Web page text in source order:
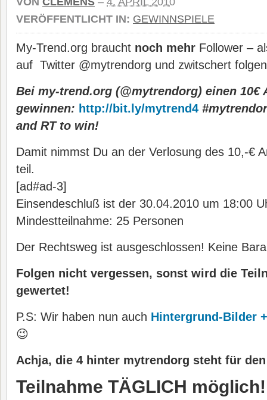
VERÖFFENTLICHT IN: GEWINNSPIELE
My-Trend.org braucht noch mehr Follower –
auf Twitter @mytrendorg und zwitschert
Bei my-trend.org (@mytrendorg) einen 10€
gewinnen: http://bit.ly/mytrend4
and RT to win!
Damit nimmst Du an der Verlosung des 10,-€
teil.
[ad#ad-3]
Einsendeschluß ist der 30.04.2010 um 18:00
Mindestteilnahme: 25 Personen
Der Rechtsweg ist ausgeschlossen! Keine
Folgen nicht vergessen, sonst wird die
gewertet!
P.S: Wir haben nun auch Hintergrund-Bilder
😉
Achja, die 4 hinter mytrendorg steht für
Teilnahme TÄGLICH möglich!